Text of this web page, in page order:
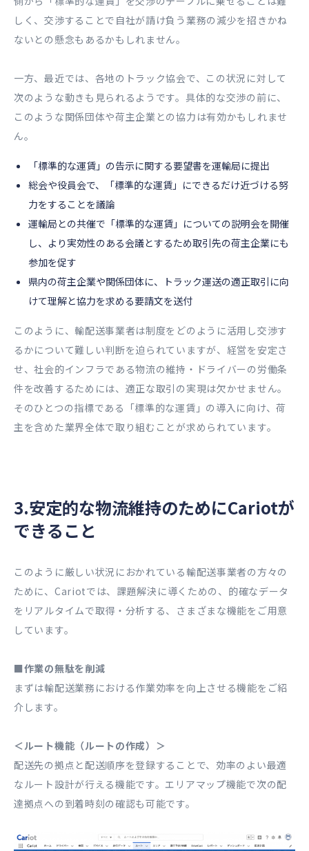
しく、交渉することで自社が請け負う業務の減少を招きかね
ないとの懸念もあるかもしれません。
一方、最近では、各地のトラック協会で、この状況に対して
次のような動きも見られるようです。具体的な交渉の前に、
このような関係団体や荷主企業との協力は有効かもしれませ
ん。
「標準的な運賃」の告示に関する要望書を運輸局に提出
総会や役員会で、「標準的な運賃」にできるだけ近づける努
力をすることを議論
運輸局との共催で「標準的な運賃」についての説明会を開催
し、より実効性のある会議とするため取引先の荷主企業にも
参加を促す
県内の荷主企業や関係団体に、トラック運送の適正取引に向
けて理解と協力を求める要請文を送付
このように、輸配送事業者は制度をどのように活用し交渉す
るかについて難しい判断を迫られていますが、経営を安定さ
せ、社会的インフラである物流の維持・ドライバーの労働条
件を改善するためには、適正な取引の実現は欠かせません。
そのひとつの指標である「標準的な運賃」の導入に向け、荷
主を含めた業界全体で取り組むことが求められています。
3.安定的な物流維持のためにCariotが
できること
このように厳しい状況におかれている輸配送事業者の方々の
ために、Cariotでは、課題解決に導くための、的確なデータ
をリアルタイムで取得・分析する、さまざまな機能をご用意
しています。
■作業の無駄を削減
まずは輸配送業務における作業効率を向上させる機能をご紹
介します。
＜ルート機能（ルートの作成）＞
配送先の拠点と配送順序を登録することで、効率のよい最適
なルート設計が行える機能です。エリアマップ機能で次の配
達拠点への到着時刻の確認も可能です。